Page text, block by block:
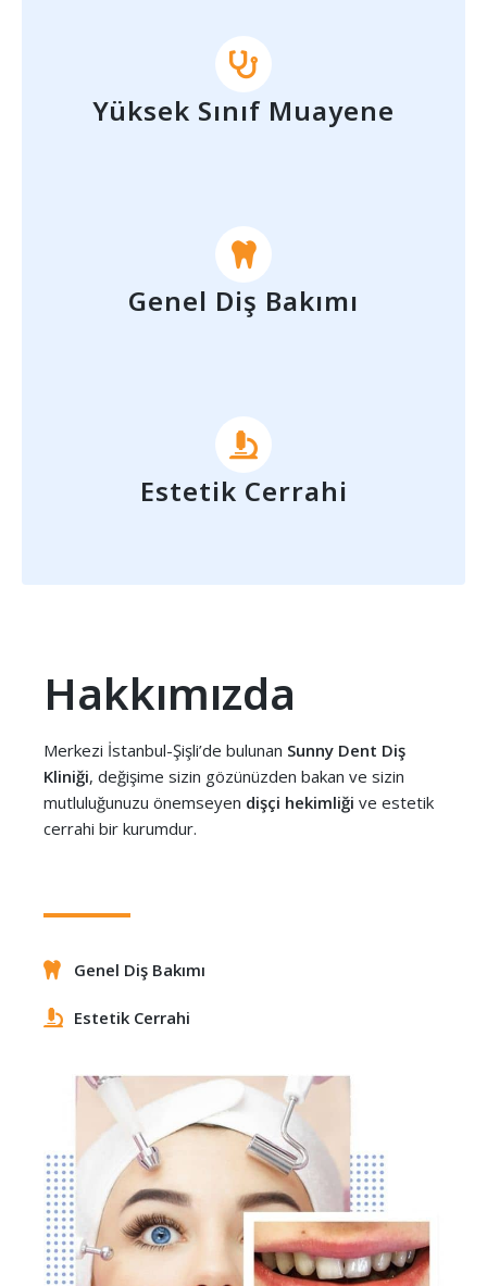
Yüksek Sınıf Muayene
Genel Diş Bakımı
Estetik Cerrahi
Hakkımızda
Merkezi İstanbul-Şişli’de bulunan Sunny Dent Diş
Kliniği, değişime sizin gözünüzden bakan ve sizin
mutluluğunuzu önemseyen dişçi hekimliği ve estetik
cerrahi bir kurumdur.
Genel Diş Bakımı
Estetik Cerrahi